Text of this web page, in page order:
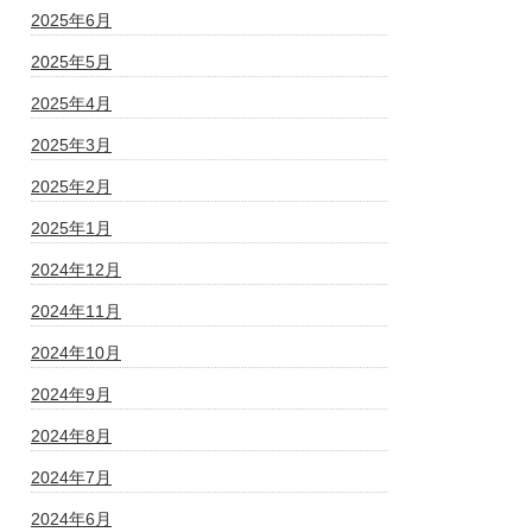
2025年6月
2025年5月
2025年4月
2025年3月
2025年2月
2025年1月
2024年12月
2024年11月
2024年10月
2024年9月
2024年8月
2024年7月
2024年6月